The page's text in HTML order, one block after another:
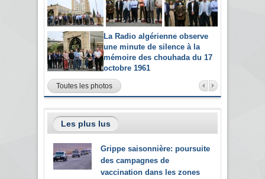
La Radio algérienne observe
une minute de silence à la
mémoire des chouhada du 17
octobre 1961
Toutes les photos
Les plus lus
Grippe saisonnière: poursuite
des campagnes de
vaccination dans les zones